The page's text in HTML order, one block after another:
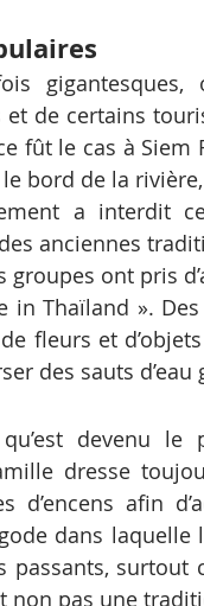
de certains
fût le cas à Siem
bord de la
a interdit
anciennes
ont pris
in Thaïland ».
fleurs et
des sauts d’eau
devenu le
dresse
afin
dans laquelle
passants,
non pas une